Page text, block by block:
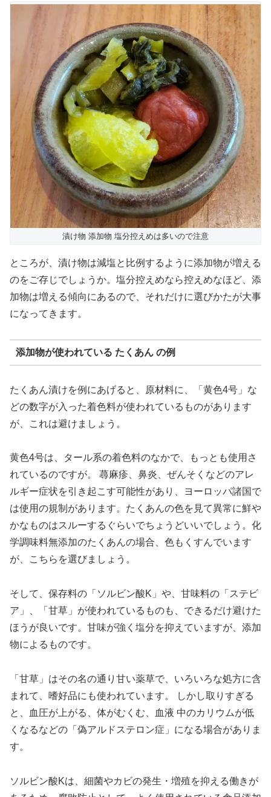
漬け物 添加物 塩分控えめは多いので注意
ところが、漬け物は減塩と比例するように添加物が増える
のをご存じでしょうか。塩分控えめなら控えめなほど、添
加物は増える傾向にあるので、それだけに選びかたが大事
になってきます。
添加物が使われている たくあん の例
たくあん漬けを例にあげると、原材料に、「黄色4号」な
どの数字が入った着色料が使われているものがあります
が、これは避けましょう。
黄色4号は、タール系の着色料のなかで、もっとも使用さ
れているのですが。 蕁麻疹、鼻炎、ぜんそくなどのアレ
ルギー症状を引き起こす可能性があり、ヨーロッパ諸国で
は使用の規制があります。たくあんの色を見て異常に鮮や
かなものはスルーするぐらいでちょうどいいでしょう。化
学調味料無添加のたくあんの場合、色もくすんでいます
が、こちらを選びましょう。
そして、保存料の「ソルビン酸K」や、甘味料の「ステビ
ア」、「甘草」が使われているものも、できるだけ避けた
ほうが良いです。甘味が強く塩分を抑えていますが、添加
物によるものです。
「甘草」はその名の通り甘い薬草で、いろいろな処方に含
まれて、嗜好品にも使われています。 しかし取りすぎる
と、血圧が上がる、体がむくむ、血液 中のカリウムが低
くなるなどの「偽アルドステロン症」になる場合がありま
す。
ソルビン酸Kは、細菌やカビの発生・増殖を抑える働きが